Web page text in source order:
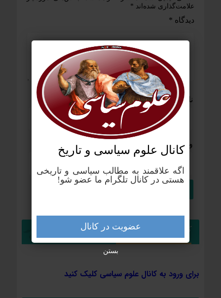
علامت‌گذاری شده‌اند *
دیدگاه *
نام * ایمیل*
وب‌ سایت
کانال تلگرام علوم سیاسی
برای ورود به کانال علوم سیاسی کلیک کنید
کانال علوم‌ سیاسی و تاریخ
اگه علاقمند به مطالب سیاسی و تاریخی
هستی در کانال تلگرام ما عضو شو!
عضویت در کانال
بستن